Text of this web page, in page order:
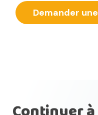
Demander